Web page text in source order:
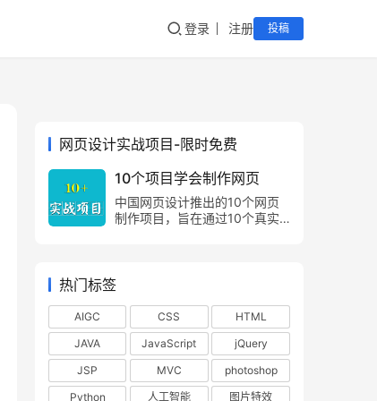
登录 注册 投稿
网页设计实战项目-限时免费
10个项目学会制作网页
中国网页设计推出的10个网页
制作项目，旨在通过10个真实
热门标签
AIGC CSS
HTML
JAVA
JavaScript
jQuery
JSP
MVC
photoshop
Python
人工智能 图片特效